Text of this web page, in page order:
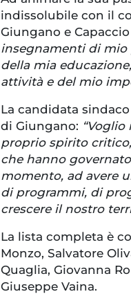
indissolubile con il
Giungano e
insegnamenti di
della mia
attività e del mio
La candidata
di Giungano:
proprio spirito
che hanno
momento, ad avere
di programmi, di
crescere il nostro
La lista completa è
Monzo, Salvatore
Quaglia, Giovanna
Giuseppe Vaina.